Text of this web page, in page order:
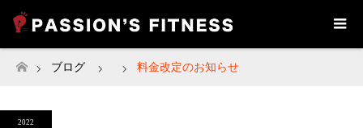
ホーム
ブログ 料金改定のお知らせ
2022